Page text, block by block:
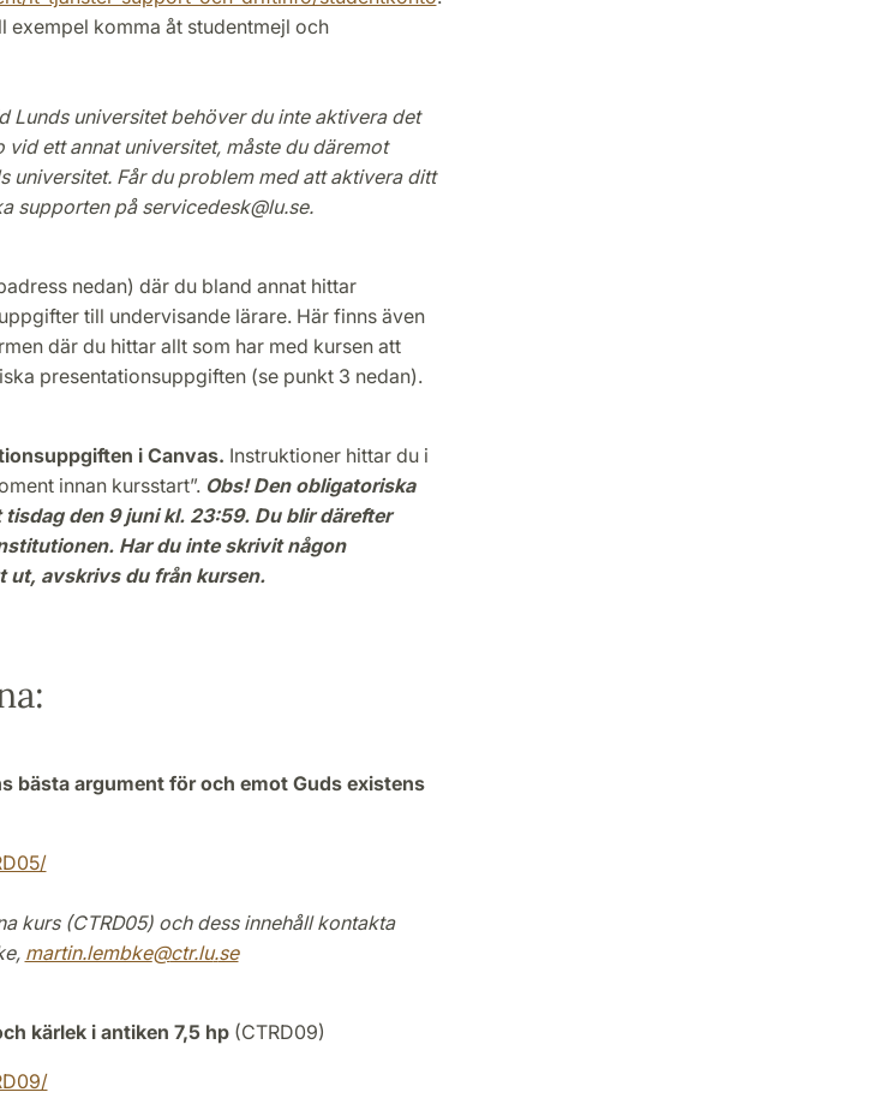
komma åt studentmejl och
Lunds universitet behöver du inte aktivera det
ett annat universitet, måste du däremot
universitet. Får du problem med att aktivera ditt
supporten på servicedesk@lu.se.
nedan) där du bland annat hittar
till undervisande lärare. Här finns även
där du hittar allt som har med kursen att
presentationsuppgiften (se punkt 3 nedan).
i Canvas. Instruktioner hittar du i
innan kursstart”. Obs! Den obligatoriska
den 9 juni kl. 23:59. Du blir därefter
Har du inte skrivit någon
ut, avskrivs du från kursen.
bästa argument för och emot Guds existens
kurs (CTRD05) och dess innehåll kontakta
martin.lembke@ctr.lu.se
kärlek i antiken 7,5 hp(CTRD09)